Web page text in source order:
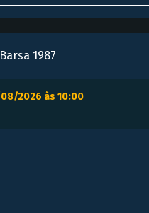
1987
2026 às 10:00